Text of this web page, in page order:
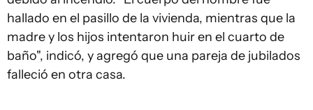
hallado en el pasillo de la vivienda, mientras que la
madre y los hijos intentaron huir en el cuarto de
baño", indicó, y agregó que una pareja de jubilados
falleció en otra casa.